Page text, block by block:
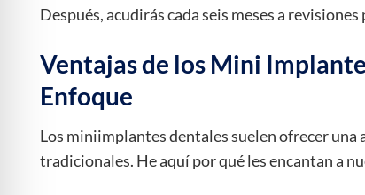
Después, acudirás cada seis meses a
Ventajas de los Mini
Enfoque
Los miniimplantes dentales suelen ofrecer
tradicionales. He aquí por qué les encantan a